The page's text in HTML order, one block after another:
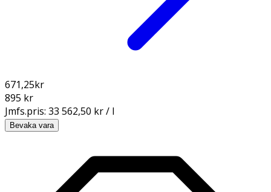
671,25kr
895 kr
Jmfs.pris: 33 562,50 kr / l
Bevaka vara